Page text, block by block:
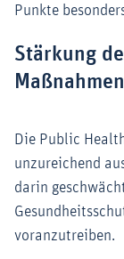
Punkte
Stärkung
Maßnahmen
Die Public
unzureichend
darin
voranzutreiben.